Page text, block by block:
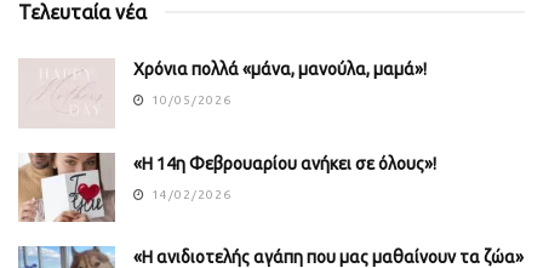
Τελευταία νέα
Χρόνια πολλά «μάνα, μανούλα, μαμά»!
10/05/2026
«Η 14η Φεβρουαρίου ανήκει σε όλους»!
14/02/2026
«Η ανιδιοτελής αγάπη που μας μαθαίνουν τα ζώα»